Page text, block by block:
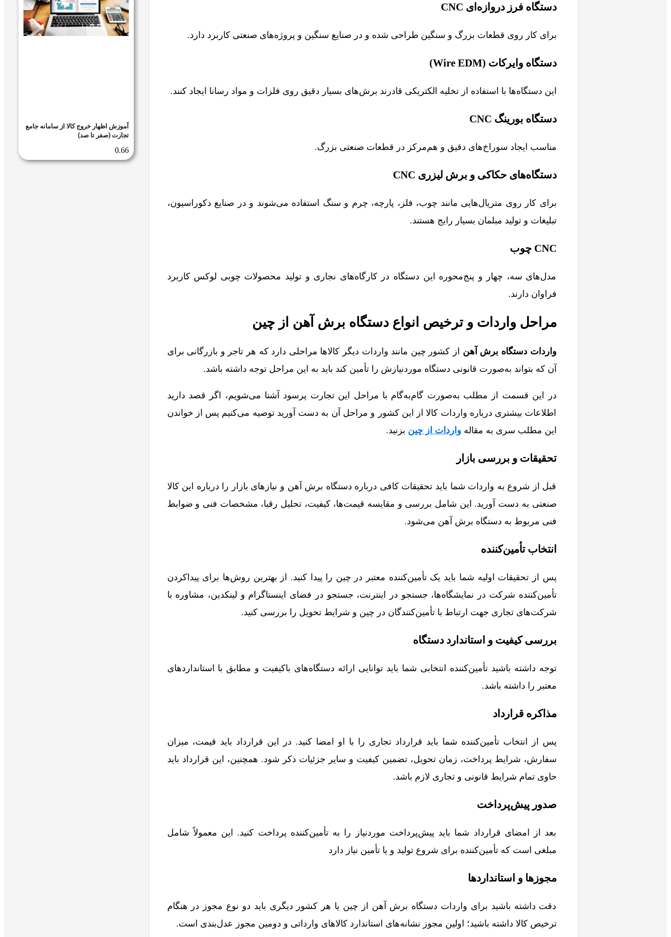
دستگاه فرز دروازه‌ای CNC
برای کار روی قطعات بزرگ و سنگین طراحی شده و در صنایع سنگین و پروژه‌های صنعتی کاربرد دارد.
دستگاه وایرکات (Wire EDM)
این دستگاه‌ها با استفاده از تخلیه الکتریکی قادرند برش‌های بسیار دقیق روی فلزات و مواد رسانا ایجاد کنند.
دستگاه بورینگ CNC
مناسب ایجاد سوراخ‌های دقیق و هم‌مرکز در قطعات صنعتی بزرگ.
دستگاه‌های حکاکی و برش لیزری CNC
برای کار روی متریال‌هایی مانند چوب، فلز، پارچه، چرم و سنگ استفاده می‌شوند و در صنایع دکوراسیون،
تبلیغات و تولید مبلمان بسیار رایج هستند.
CNC چوب
مدل‌های سه، چهار و پنج‌محوره این دستگاه در کارگاه‌های نجاری و تولید محصولات چوبی لوکس کاربرد
فراوان دارند.
مراحل واردات و ترخیص انواع دستگاه برش آهن از چین
واردات دستگاه برش آهن از کشور چین مانند واردات دیگر کالاها مراحلی دارد که هر تاجر و بازرگانی برای
آن که بتواند به‌صورت قانونی دستگاه موردنیازش را تأمین کند باید به این مراحل توجه داشته باشد.
در این قسمت از مطلب به‌صورت گام‌به‌گام با مراحل این تجارت پرسود آشنا می‌شویم، اگر قصد دارید
اطلاعات بیشتری درباره واردات کالا از این کشور و مراحل آن به دست آورید توصیه می‌کنیم پس از خواندن
این مطلب سری به مقاله واردات از چین بزنید.
تحقیقات و بررسی بازار
قبل از شروع به واردات شما باید تحقیقات کافی درباره دستگاه برش آهن و نیازهای بازار را درباره این کالا
صنعتی به دست آورید. این شامل بررسی و مقایسه قیمت‌ها، کیفیت، تحلیل رقبا، مشخصات فنی و ضوابط
فنی مربوط به دستگاه برش آهن می‌شود.
انتخاب تأمین‌کننده
پس از تحقیقات اولیه شما باید یک تأمین‌کننده معتبر در چین را پیدا کنید. از بهترین روش‌ها برای پیداکردن
تأمین‌کننده شرکت در نمایشگاه‌ها، جستجو در اینترنت، جستجو در فضای اینستاگرام و لینکدین، مشاوره با
شرکت‌های تجاری جهت ارتباط با تأمین‌کنندگان در چین و شرایط تحویل را بررسی کنید.
بررسی کیفیت و استاندارد دستگاه
توجه داشته باشید تأمین‌کننده‌ انتخابی شما باید توانایی ارائه دستگاه‌های باکیفیت و مطابق با استانداردهای
معتبر را داشته باشد.
مذاکره قرارداد
پس از انتخاب تأمین‌کننده شما باید قرارداد تجاری را با او امضا کنید. در این قرارداد باید قیمت، میزان
سفارش، شرایط پرداخت، زمان تحویل، تضمین کیفیت و سایر جزئیات ذکر شود. همچنین، این قرارداد باید
حاوی تمام شرایط قانونی و تجاری لازم باشد.
صدور پیش‌پرداخت
بعد از امضای قرارداد شما باید پیش‌پرداخت موردنیاز را به تأمین‌کننده پرداخت کنید. این معمولاً شامل
مبلغی است که تأمین‌کننده برای شروع تولید و یا تأمین نیاز دارد
مجوزها و استانداردها
دقت داشته باشید برای واردات دستگاه برش آهن از چین یا هر کشور دیگری باید دو نوع مجوز در هنگام
ترخیص کالا داشته باشید؛ اولین مجوز نشانه‌های استاندارد کالاهای وارداتی و دومین مجوز عدل‌بندی است.
آموزش اظهار خروج کالا از سامانه جامع
تجارت (صفر تا صد)